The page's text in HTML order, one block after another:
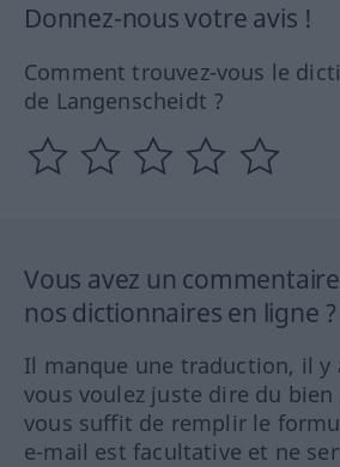
Donnez-nous votre avis !
Comment trouvez-vous le
de Langenscheidt ?
Vous avez un
nos dictionnaires en ligne ?
Il manque une traduction, il y
vous voulez juste dire du bien
vous suffit de remplir le
e-mail est facultative et ne